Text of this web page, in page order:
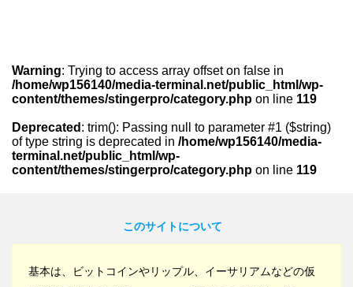
Warning: Trying to access array offset on false in
/home/wp156140/media-terminal.net/public_html/wp-
content/themes/stingerpro/category.php on line 119
Deprecated : trim(): Passing null to parameter #1 ($string)
of type string is deprecated in /home/wp156140/media-
terminal.net/public_html/wp-
content/themes/stingerpro/category.php on line 119
このサイトについて
基本は、ビットコインやリップル、イーサリアムなどの仮